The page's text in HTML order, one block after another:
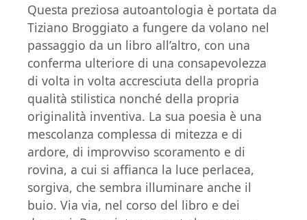
Questa preziosa autoantologia è portata da
Tiziano Broggiato a fungere da volano nel
passaggio da un libro all’altro, con una
conferma ulteriore di una consapevolezza
di volta in volta accresciuta della propria
qualità stilistica nonché della propria
originalità inventiva. La sua poesia è una
mescolanza complessa di mitezza e di
ardore, di improvviso scoramento e di
rovina, a cui si affianca la luce perlacea,
sorgiva, che sembra illuminare anche il
buio. Via via, nel corso del libro e dei